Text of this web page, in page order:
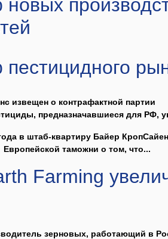
новых
пестицидного
извещен о контрафактной партии
предназначавшиеся для РФ,
в штаб-квартиру Байер
Европейской таможни о том, что...
Farming
зерновых, работающий в